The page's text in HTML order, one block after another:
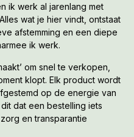
ik werk al jarenlang met
wat je hier vindt, ontstaat
afstemming en een diepe
ik werk.
om snel te verkopen,
klopt. Elk product wordt
op de energie van
dat een bestelling iets
en transparantie